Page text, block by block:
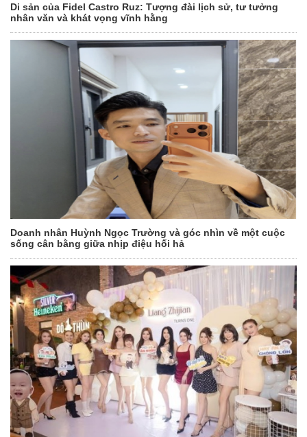
Di sản của Fidel Castro Ruz: Tượng đài lịch sử, tư tưởng
nhân văn và khát vọng vĩnh hằng
Doanh nhân Huỳnh Ngọc Trường và góc nhìn về một cuộc
sống cân bằng giữa nhịp điệu hối hả